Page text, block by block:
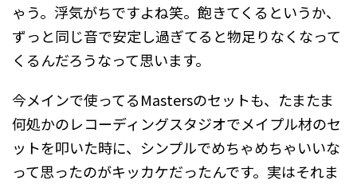
ゃう。浮気がちですよね笑。飽きてくるというか、
ずっと同じ音で安定し過ぎてると物足りなくなって
くるんだろうなって思います。
今メインで使ってるMastersのセットも、たまたま
何処かのレコーディングスタジオでメイプル材のセ
ットを叩いた時に、シンプルでめちゃめちゃいいな
って思ったのがキッカケだったんです。実はそれま